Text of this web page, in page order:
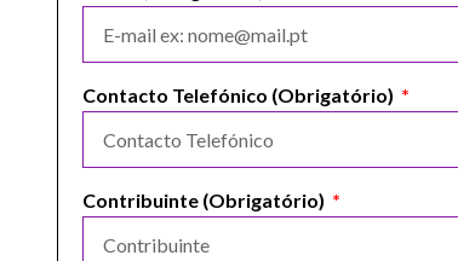
Contacto Telefónico (Obrigatório)
Contribuinte (Obrigatório)